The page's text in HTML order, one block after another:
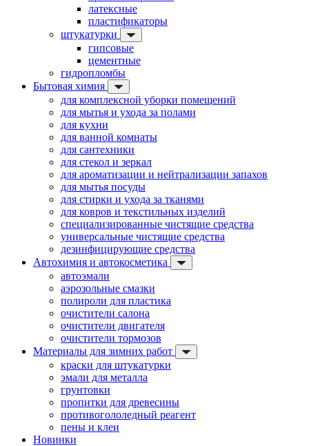
латексные
пластификаторы
штукатурки
гипсовые
цементные
гидропломбы
Бытовая химия
для комплексной уборки помещений
для мытья и ухода за полами
для кухни
для ванной комнаты
для сантехники
для стекол и зеркал
для ароматизации и нейтрализации запахов
для мытья посуды
для стирки и ухода за тканями
для ковров и текстильных изделий
специализированные чистящие средства
универсальные чистящие средства
дезинфицирующие средства
Автохимия и автокосметика
автоэмали
аэрозольные смазки
полироли для пластика
очистители салона
очистители двигателя
очистители тормозов
Материалы для зимних работ
краски для штукатурки
эмали для металла
грунтовки
пропитки для древесины
противогололедный реагент
пены и клеи
Новинки